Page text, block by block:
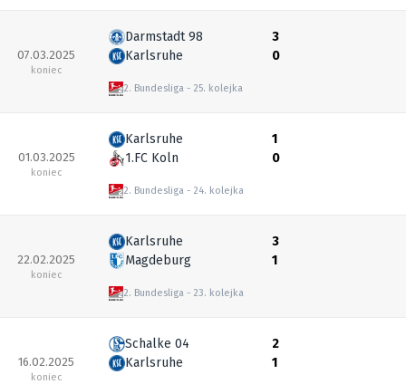
07.03.2025
koniec
Darmstadt 98
Karlsruhe
2. Bundesliga 25. kolejka
3
0
01.03.2025
koniec
Karlsruhe
1.FC Koln
2. Bundesliga 24. kolejka
1
0
22.02.2025
koniec
Karlsruhe
Magdeburg
2. Bundesliga 23. kolejka
3
1
16.02.2025
koniec
Schalke 04
Karlsruhe
2
1